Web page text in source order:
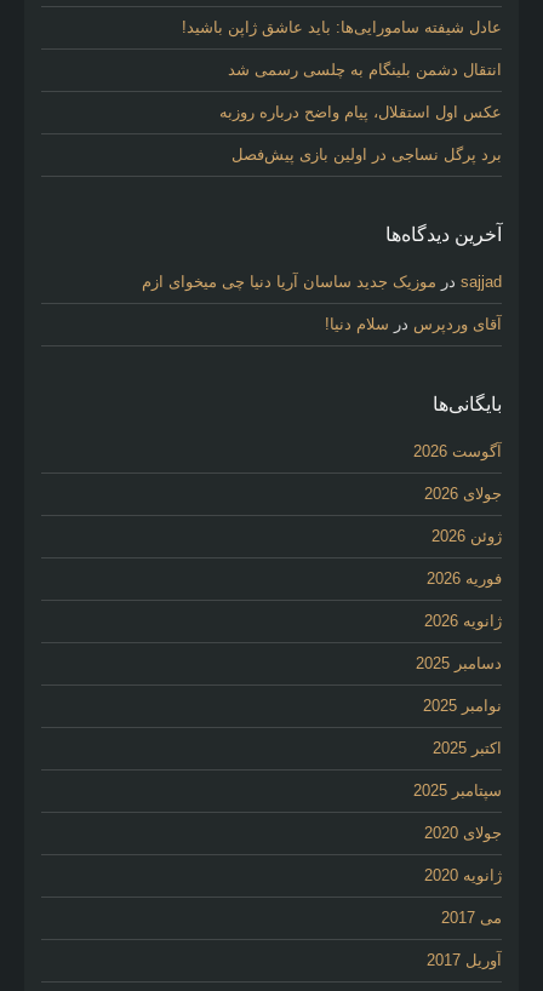
عادل شیفته سامورایی‌ها: باید عاشق ژاپن باشید!
انتقال دشمن بلینگام به چلسی رسمی شد
عکس اول استقلال، پیام واضح درباره روزبه
برد پرگل نساجی در اولین بازی پیش‌فصل
آخرین دیدگاه‌ها
sajjad در موزیک جدید ساسان آریا دنیا چی میخوای ازم
آقای وردپرس در سلام دنیا!
بایگانی‌ها
آگوست 2026
جولای 2026
ژوئن 2026
فوریه 2026
ژانویه 2026
دسامبر 2025
نوامبر 2025
اکتبر 2025
سپتامبر 2025
جولای 2020
ژانویه 2020
می 2017
آوریل 2017